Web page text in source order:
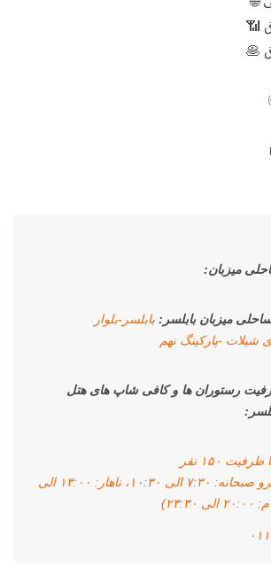
📶
🥞
میزبان:
میزبان بابلسر: بابلسر-بلوار
شیلات -پارکینگ نهم
رستوران ها و کافی شاپ های هتل
۱۵۰ نفر
(ساعت سرو صبحانه: ۷:۳۰ الی ۱۰:۳۰، ناهار: ۱۳:۰۰ الی